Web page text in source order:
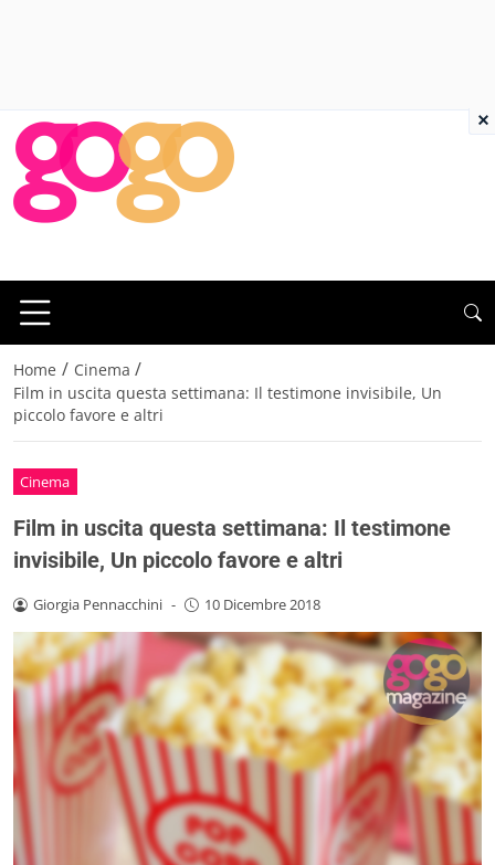
Home / Cinema /
Film in uscita questa settimana: Il testimone invisibile, Un
piccolo favore e altri
Cinema
Film in uscita questa settimana: Il testimone
invisibile, Un piccolo favore e altri
Giorgia Pennacchini - 10 Dicembre 2018
×